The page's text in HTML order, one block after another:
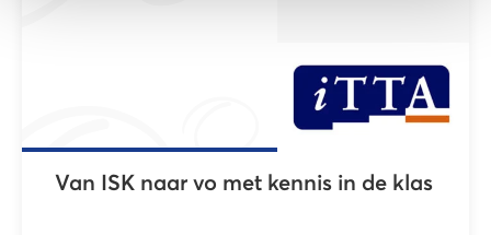
Van ISK naar vo met kennis in de klas